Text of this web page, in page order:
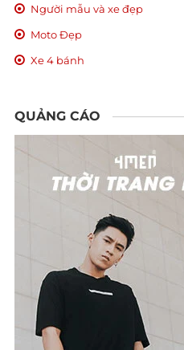
Người mẫu và xe đẹp
Moto Đẹp
Xe 4 bánh
QUẢNG CÁO